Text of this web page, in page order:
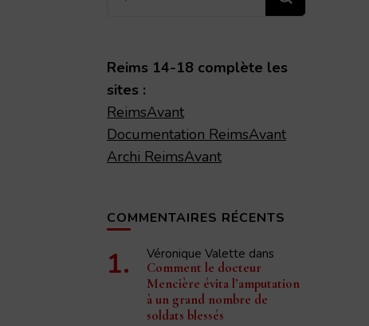
Reims 14-18 complète les
sites :
ReimsAvant
Documentation ReimsAvant
Archi ReimsAvant
COMMENTAIRES RÉCENTS
Véronique Valette dans
Comment le docteur
Mencière évita l’amputation
à un grand nombre de
soldats blessés